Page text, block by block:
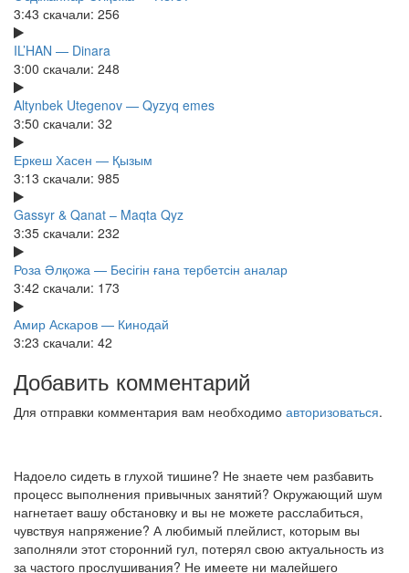
3:43 скачали: 256
IL’HAN — Dinara
3:00 скачали: 248
Altynbek Utegenov — Qyzyq emes
3:50 скачали: 32
Еркеш Хасен — Қызым
3:13 скачали: 985
Gassyr & Qanat – Maqta Qyz
3:35 скачали: 232
Роза Әлқожа — Бесігін ғана тербетсін аналар
3:42 скачали: 173
Амир Аскаров — Кинодай
3:23 скачали: 42
Добавить комментарий
Для отправки комментария вам необходимо авторизоваться.
Надоело сидеть в глухой тишине? Не знаете чем разбавить
процесс выполнения привычных занятий? Окружающий шум
нагнетает вашу обстановку и вы не можете расслабиться,
чувствуя напряжение? А любимый плейлист, которым вы
заполняли этот сторонний гул, потерял свою актуальность из
за частого прослушивания? Не имеете ни малейшего